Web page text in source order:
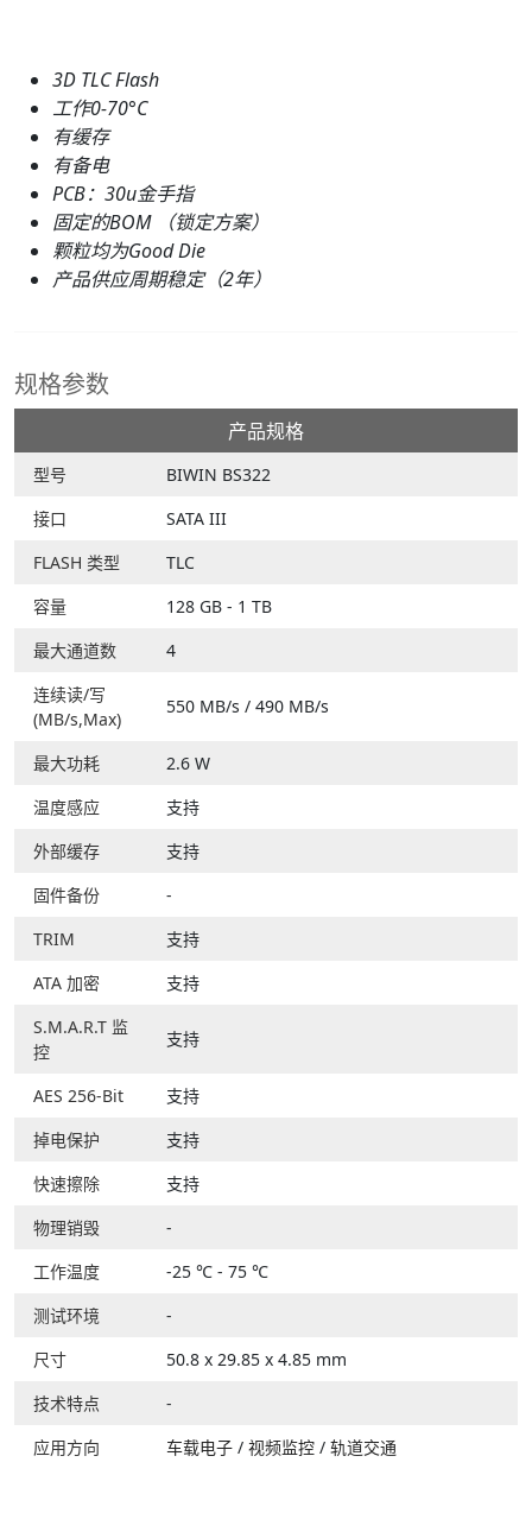
3D TLC Flash
工作0-70°C
有缓存
有备电
PCB： 30u金手指
固定的BOM （锁定方案）
颗粒均为Good Die
产品供应周期稳定（2年）
规格参数
产品规格
型号
BIWIN BS322
接口
SATA III
FLASH 类型
TLC
容量
128 GB - 1 TB
最大通道数
4
连续读/写
(MB/s,Max)
550 MB/s / 490 MB/s
最大功耗
2.6 W
温度感应
支持
外部缓存
支持
固件备份
-
TRIM
支持
ATA 加密
支持
S.M.A.R.T 监
控
支持
AES 256-Bit
支持
掉电保护
支持
快速擦除
支持
物理销毁
-
工作温度
-25 ℃ - 75 ℃
测试环境
-
尺寸
50.8 x 29.85 x 4.85 mm
技术特点
-
应用方向
车载电子 / 视频监控 / 轨道交通